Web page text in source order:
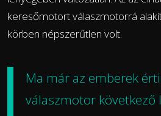
keresőmotort válaszmotorrá
körben népszerűtlen volt.
Ma már az emberek
válaszmotor következő